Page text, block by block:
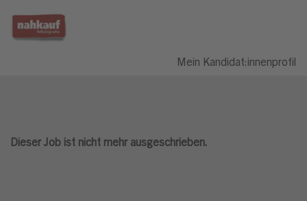
Mein Kandidat:innenprofil
Dieser Job ist nicht mehr ausgeschrieben.